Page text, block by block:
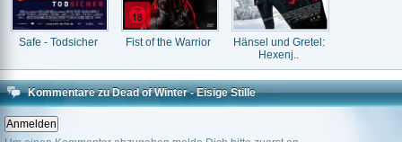
Safe - Todsicher Fist of the Warrior
Hänsel und Gretel:
Hexenj..
Kommentare zu Dead of Winter - Eisige Stille